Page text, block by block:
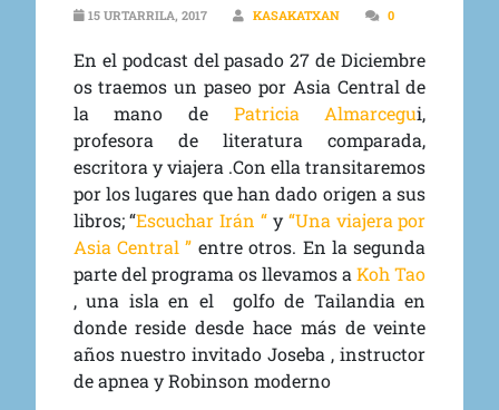
15 URTARRILA, 2017 KASAKATXAN 0
En el podcast del pasado 27 de Diciembre
os traemos un paseo por Asia Central de
la mano de Patricia Almarcegui,
profesora de literatura comparada,
escritora y viajera .Con ella transitaremos
por los lugares que han dado origen a sus
libros; “Escuchar Irán “ y “Una viajera por
Asia Central ” entre otros. En la segunda
parte del programa os llevamos aKoh Tao
, una isla en el golfo de Tailandia en
donde reside desde hace más de veinte
años nuestro invitado Joseba , instructor
de apnea y Robinson moderno